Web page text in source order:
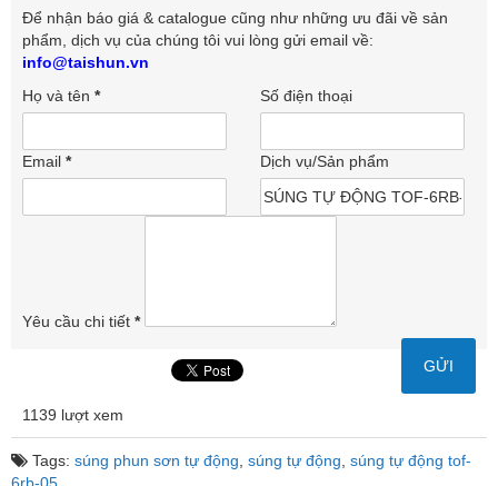
Để nhận báo giá & catalogue cũng như những ưu đãi về sản
phẩm, dịch vụ của chúng tôi vui lòng gửi email về:
info@taishun.vn
Họ và tên * Số điện thoại
Email * Dịch vụ/Sản phẩm
Yêu cầu chi tiết *
1139 lượt xem
Tags: súng phun sơn tự động súng tự động súng tự động tof-
6rb-05